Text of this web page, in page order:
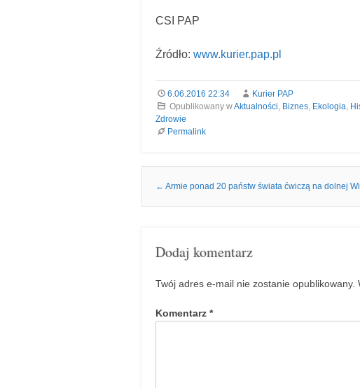
CSI PAP
Źródło: www.kurier.pap.pl
6.06.2016 22:34
Kurier PAP
Opublikowany wAktualności, Biznes, Ekologia,
Zdrowie
Permalink
Nawigacja we wpisach
← Armie ponad 20 państw świata ćwiczą na dolnej
Dodaj komentarz
Twój adres e-mail nie zostanie opublikowany.
Komentarz *